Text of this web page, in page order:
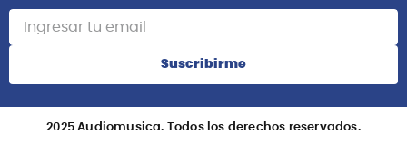
Suscribirme
2025 Audiomusica. Todos los derechos reservados.